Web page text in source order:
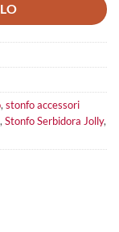
, stonfo accessori
, Stonfo Serbidora Jolly,